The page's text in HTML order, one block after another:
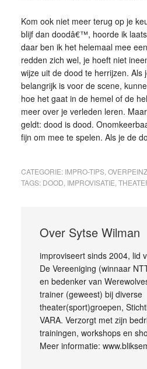
Kom ook niet meer terug op je
blijf dan doodâ€™, hoorde ik
daar ben ik het helemaal mee
redden zich wel, je hoeft niet
wijze uit de dood te herrijzen. Als
belangrijk is voor de scene,
hoe het gaat in de hemel of de
meer over je verleden leren.
geldt: dood is dood.
fijn om mee te spelen. Als je de
CATEGORIE: IMPRO-TIPS,
TAGS: DOOD IMPROVISATIE
Over Sytse Wilman
improviseert sinds 2004, lid
De Vereeniging (winnaar
en bedenker van
trainer (geweest) bij diverse
theater(sport)groepen,
VARA. Verzorgt met zijn
trainingen, workshops en
Meer informatie: